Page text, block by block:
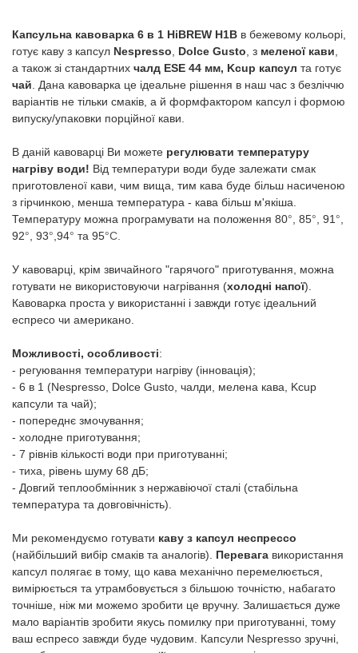
Капсульна кавоварка 6 в 1 HiBREW H1B в бежевому кольорі,
готує каву з капсул Nespresso Dolce Gusto , з меленої кави
а також зі стандартних чалд ESE 44 мм, Kcup капсул та готує
чай . Дана кавоварка це ідеальне рішення в наш час з безліччю
варіантів не тільки смаків, а й формфактором капсул і формою
випуску/упаковки порційної кави.
В даній кавоварці Ви можете регулювати температуру
нагріву води! Від температури води буде залежати смак
приготовленої кави, чим вища, тим кава буде більш насиченою
з гірчинкою, менша температура - кава більш м'якіша.
Температуру можна програмувати на положення 80° , 85° , 91 °
92° , 93° ,94° та 95°C.
У кавоварці, крім звичайного "гарячого" приготування, можна
готувати не використовуючи нагрівання (холодні напої).
Кавоварка проста у використанні і завжди готує ідеальний
еспресо чи американо.
Можливості, особливості:
- регуювання температури нагріву (інновація);
- 6 в 1 (Nespresso, Dolce Gusto, чалди, мелена кава, Kcup
капсули та чай);
- попереднє змочування;
- холодне приготування;
- 7 рівнів кількості води при приготуванні;
- тиха, рівень шуму 68 дБ;
- Довгий теплообмінник з нержавіючої сталі (стабільна
температура та довговічність).
Ми рекомендуємо готувати каву з капсул неспрессо
(найбільший вибір смаків та аналогів). Перевага використання
капсул полягає в тому, що кава механічно перемелюється,
вимірюється та утрамбовується з більшою точністю, набагато
точніше, ніж ми можемо зробити це вручну. Залишається дуже
мало варіантів зробити якусь помилку при приготуванні, тому
ваш еспресо завжди буде чудовим. Капсули Nespresso зручні,